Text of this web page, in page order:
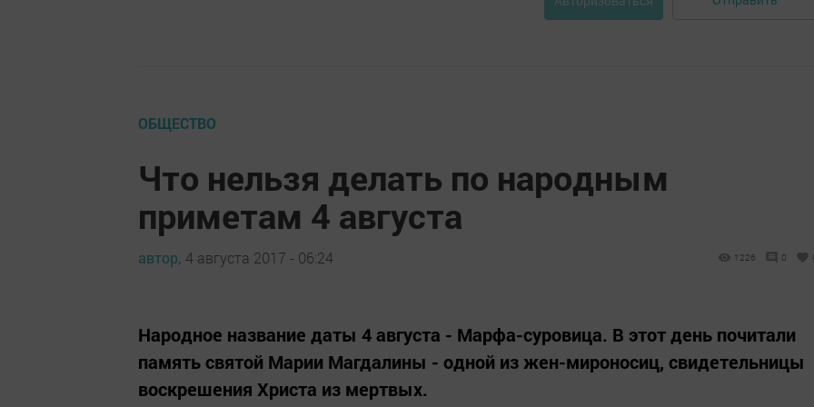
ОБЩЕСТВО
Что нельзя делать по народным
приметам 4 августа
автор, 4 августа 2017 - 06:24 1226 0
Народное название даты 4 августа - Марфа-суровица. В этот день почитали
память святой Марии Магдалины - одной из жен-мироносиц, свидетельницы
воскрешения Христа из мертвых.